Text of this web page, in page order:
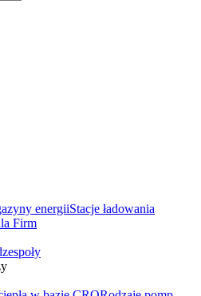
energiiStacje ładowania
Firm